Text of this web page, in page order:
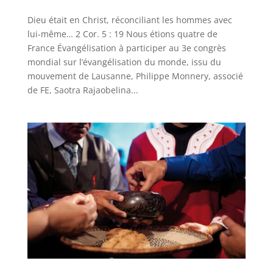
Dieu était en Christ, réconciliant les hommes avec
lui-même… 2 Cor. 5 : 19 Nous étions quatre de
France Évangélisation à participer au 3e congrès
mondial sur l’évangélisation du monde, issu du
mouvement de Lausanne, Philippe Monnery, associé
de FE, Saotra Rajaobelina...